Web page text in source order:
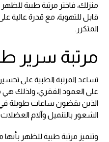
منزلك، فاختر مرتبة طبية
قابل للتهوية، مع قدرة عالية
المتكرر.
مرتبة سرير
تساعد المرتبة الطبية على
على العمود الفقري، ولذلك
الذين يقضون ساعات طويلة
الشعور بالتنميل وآلام
وتتميز مرتبة طبية للظهر بأنها